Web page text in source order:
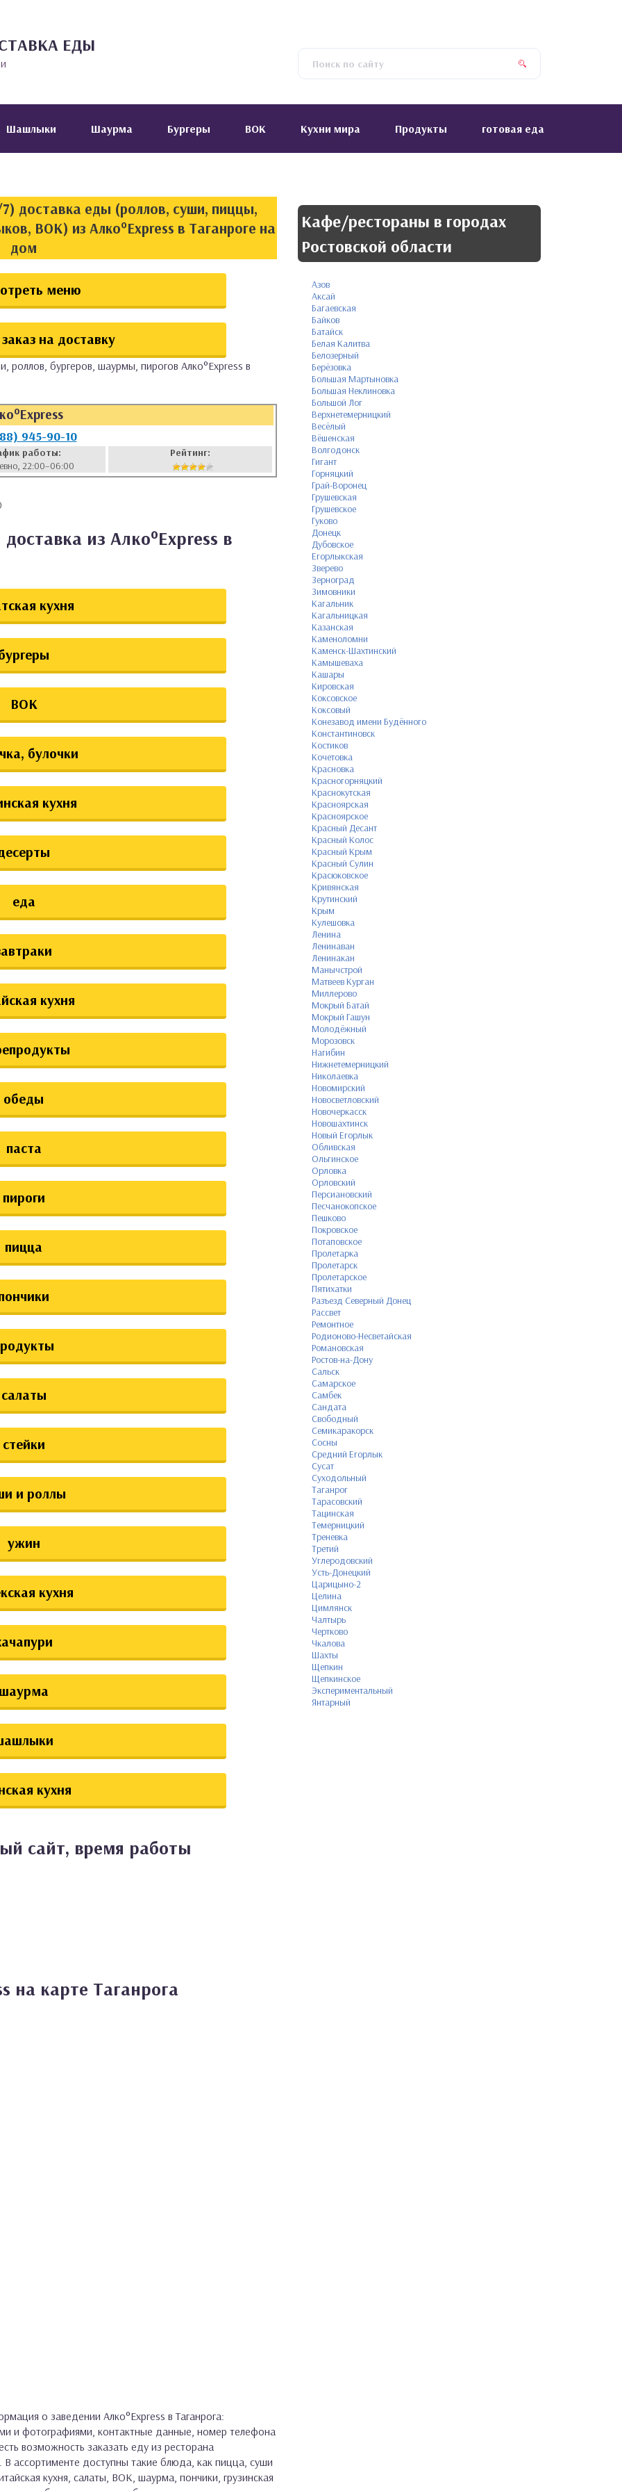
ЕДЫ
Шашлыки Шаурма Бургеры ВОК Кухни мира Продукты готовая еда
доставка еды (роллов, суши, пиццы,
ВОК) из Алко°Express в Таганроге на
дом
меню
на доставку
роллов, бургеров, шаурмы, пирогов Алко°Express в
945-90-10
работы:
22:00–06:00
Рейтинг:
из Алко°Express в
кухня
ВОК
булочки
кухня
еда
кухня
обеды
паста
пироги
пицца
салаты
стейки
и роллы
ужин
кухня
кухня
сайт, время работы
на карте Таганрога
о заведении Алко°Express в Таганрога:
и фотографиями, контактные данные, номер телефона
возможность заказать еду из ресторана
В ассортименте доступны такие блюда, как пицца, суши
кухня, салаты, ВОК, шаурма, пончики, грузинская
Кафе/рестораны в городах
Ростовской области
Азов
Аксай
Багаевская
Байков
Батайск
Белая Калитва
Белозерный
Берёзовка
Большая Мартыновка
Большая Неклиновка
Большой Лог
Верхнетемерницкий
Весёлый
Вёшенская
Волгодонск
Гигант
Горняцкий
Грай-Воронец
Грушевская
Грушевское
Гуково
Донецк
Дубовское
Егорлыкская
Зверево
Зерноград
Зимовники
Кагальник
Кагальницкая
Казанская
Каменоломни
Каменск-Шахтинский
Камышеваха
Кашары
Кировская
Коксовское
Коксовый
Конезавод имени Будённого
Константиновск
Костиков
Кочетовка
Красновка
Красногорняцкий
Краснокутская
Красноярская
Красноярское
Красный Десант
Красный Колос
Красный Крым
Красный Сулин
Красюковское
Кривянская
Крутинский
Крым
Кулешовка
Ленина
Ленинаван
Ленинакан
Манычстрой
Матвеев Курган
Миллерово
Мокрый Батай
Мокрый Гашун
Молодёжный
Морозовск
Нагибин
Нижнетемерницкий
Николаевка
Новомирский
Новосветловский
Новочеркасск
Новошахтинск
Новый Егорлык
Обливская
Ольгинское
Орловка
Орловский
Персиановский
Песчанокопское
Пешково
Покровское
Потаповское
Пролетарка
Пролетарск
Пролетарское
Пятихатки
Разъезд Северный Донец
Рассвет
Ремонтное
Родионово-Несветайская
Романовская
Ростов-на-Дону
Сальск
Самарское
Самбек
Сандата
Свободный
Семикаракорск
Сосны
Средний Егорлык
Сусат
Суходольный
Таганрог
Тарасовский
Тацинская
Темерницкий
Треневка
Третий
Углеродовский
Усть-Донецкий
Царицыно-2
Целина
Цимлянск
Чалтырь
Чертково
Чкалова
Шахты
Щепкин
Щепкинское
Экспериментальный
Янтарный